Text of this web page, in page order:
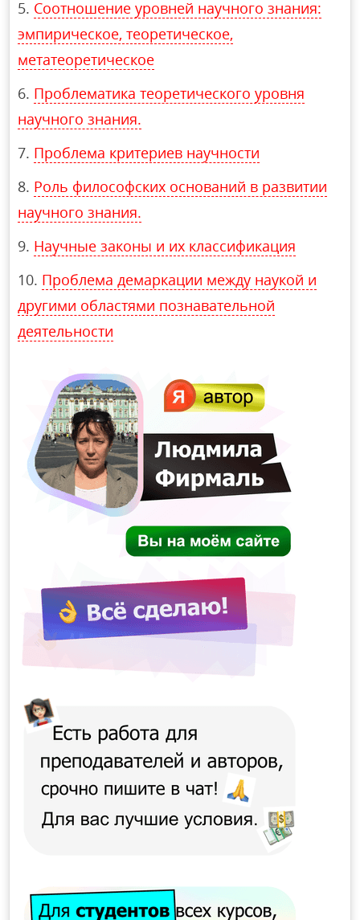
Соотношение уровней научного знания:
эмпирическое, теоретическое,
метатеоретическое
Проблематика теоретического уровня
научного знания.
Проблема критериев научности
Роль философских оснований в развитии
научного знания.
Научные законы и их классификация
Проблема демаркации между наукой и
другими областями познавательной
деятельности